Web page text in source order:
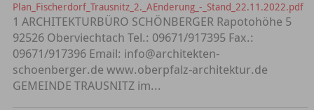
Plan_Fischerdorf_Trausnitz_2._AEnderung_-_Stand_22.11.2022.pdf
1 ARCHITEKTURBÜRO SCHÖNBERGER Rapotohöhe 5
92526 Oberviechtach Tel.: 09671/917395 Fax.:
09671/917396 Email: info@architekten-
schoenberger.de www.oberpfalz-architektur.de
GEMEINDE TRAUSNITZ im...